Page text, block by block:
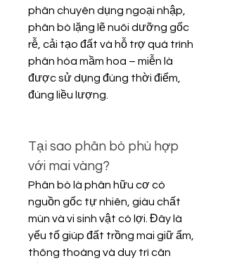
phân chuyên dụng ngoại nhập,
phân bò lặng lẽ nuôi dưỡng gốc
rễ, cải tạo đất và hỗ trợ quá trình
phân hóa mầm hoa – miễn là
được sử dụng đúng thời điểm,
đúng liều lượng.
Tại sao phân bò phù hợp
với mai vàng?
Phân bò là phân hữu cơ có
nguồn gốc tự nhiên, giàu chất
mùn và vi sinh vật có lợi. Đây là
yếu tố giúp đất trồng mai giữ ẩm,
thông thoáng và duy trì cân